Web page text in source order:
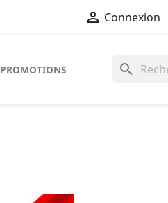
 Connexion
search
PROMOTIONS